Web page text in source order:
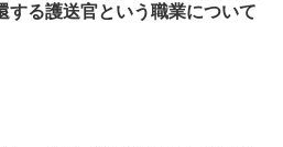
する護送官という職業について